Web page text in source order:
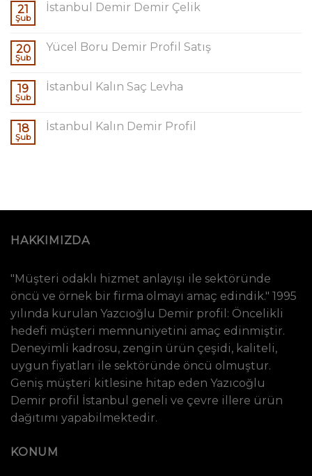
21
Şub
İstanbul Demir Demir Çelik
20
Şub
Yücel Boru Demir Profil Satış
19
Şub
İstanbul Kalın Saç Levha
18
Şub
İstanbul Kalın Demir Profil
HAKKIMIZDA
"Müşteri odaklı hizmet anlayışı ile sektöründe
öncü ve örnek bir firma olmayı amaç edindik." 1995
yılında kurulan Yazcıoğlu Demir profil: Öncelikli
hedefi müşteri memnuniyetini amaç edinmiştir.
Deneyimli kadrosu, zengin ürün çeşidi, kaliteli,
uygun fiyatları ile sektöründe öncü olmuştur.
Geniş müşteri kitlesine hitap eden Yazıcoğlu
Demir profil İstanbul geneli ve çevre illere ürün
dağıtımı yapabilmektedir.
KONUM